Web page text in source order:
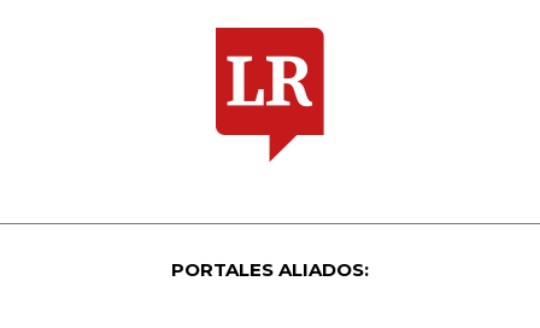
PORTALES ALIADOS: